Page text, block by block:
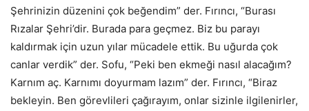
Şehrinizin düzenini çok beğendim” der. Fırıncı, “Burası
Rızalar Şehri’dir. Burada para geçmez. Biz bu parayı
kaldırmak için uzun yılar mücadele ettik. Bu uğurda çok
canlar verdik” der. Sofu, “Peki ben ekmeği nasıl alacağım?
Karnım aç. Karnımı doyurmam lazım” der. Fırıncı, “Biraz
bekleyin. Ben görevlileri çağırayım, onlar sizinle ilgilenirler,